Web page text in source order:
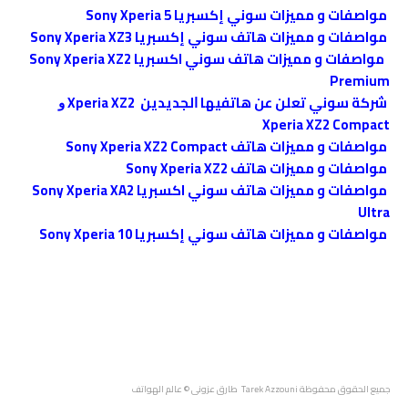
مواصفات و مميزات سوني إكسبريا Sony Xperia 5
مواصفات و مميزات هاتف سوني إكسبريا Sony Xperia XZ3
مواصفات و مميزات هاتف سوني اكسبريا Sony Xperia XZ2
Premium
ﺷﺮﻛﺔ ﺳﻮﻧﻲ تعلن ﻋﻦ ﻫﺎﺗﻔﻴﻬﺎ ﺍﻟﺠﺪﻳﺪﻳﻦ Xperia XZ2 ﻭ
Xperia XZ2 Compact
مواصفات و مميزات هاتف Sony Xperia XZ2 Compact
مواصفات و مميزات هاتف Sony Xperia XZ2
مواصفات و مميزات هاتف سوني اكسبريا Sony Xperia XA2
Ultra
مواصفات و مميزات هاتف سوني إكسبريا Sony Xperia 10
جميع الحقوق محفوظةTarek Azzouni طارق عزوني © عالم الهواتف